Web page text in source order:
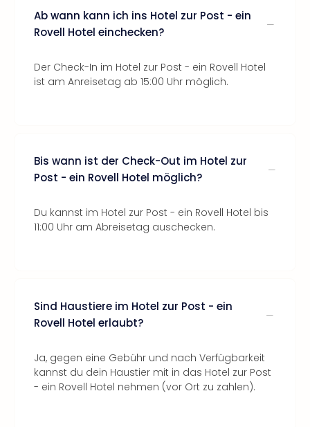
Ab wann kann ich ins Hotel zur Post - ein
Rovell Hotel einchecken?
Der Check-In im Hotel zur Post - ein Rovell Hotel
ist am Anreisetag ab 15:00 Uhr möglich.
Bis wann ist der Check-Out im Hotel zur
Post - ein Rovell Hotel möglich?
Du kannst im Hotel zur Post - ein Rovell Hotel bis
11:00 Uhr am Abreisetag auschecken.
Sind Haustiere im Hotel zur Post - ein
Rovell Hotel erlaubt?
Ja, gegen eine Gebühr und nach Verfügbarkeit
kannst du dein Haustier mit in das Hotel zur Post
- ein Rovell Hotel nehmen (vor Ort zu zahlen).